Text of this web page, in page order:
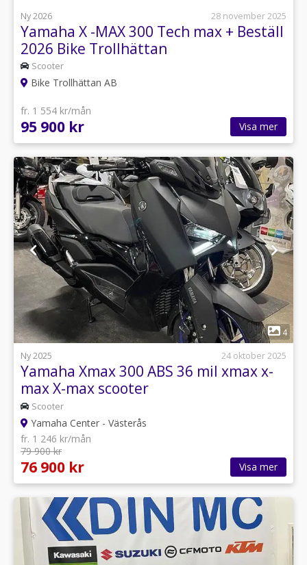
Ny 2026 28 november 2025
Yamaha X -MAX 300 Tech max + Beställ
2026 Bike Trollhättan
Scooter
Bike Trollhättan AB
fr. 1 554 kr/mån
95 900 kr Visa mer
4
Ny 2025
24 oktober 2025
Yamaha Xmax 300 ABS 36 mil xmax x-
max X-max scooter
Scooter
Yamaha Center - Västerås
fr. 1 246 kr/mån
79 900 kr
76 900 kr Visa mer